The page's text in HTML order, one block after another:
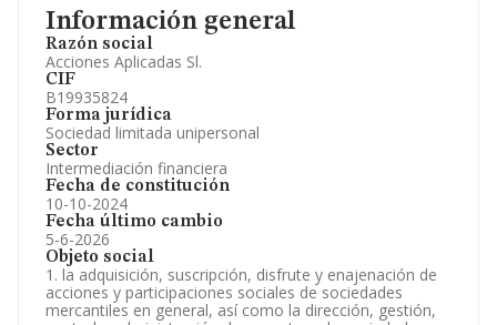
Información general
Razón social
Acciones Aplicadas Sl.
CIF
B19935824
Forma jurídica
Sociedad limitada unipersonal
Sector
Intermediación financiera
Fecha de constitución
10-10-2024
Fecha último cambio
5-6-2026
Objeto social
1. la adquisición, suscripción, disfrute y enajenación de
acciones y participaciones sociales de sociedades
mercantiles en general, así como la dirección, gestión,
Información oficial y registral complementaria.